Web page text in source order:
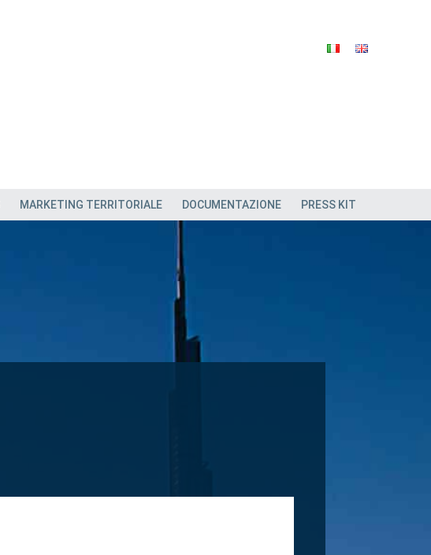
MARKETING TERRITORIALE DOCUMENTAZIONE PRESS KIT